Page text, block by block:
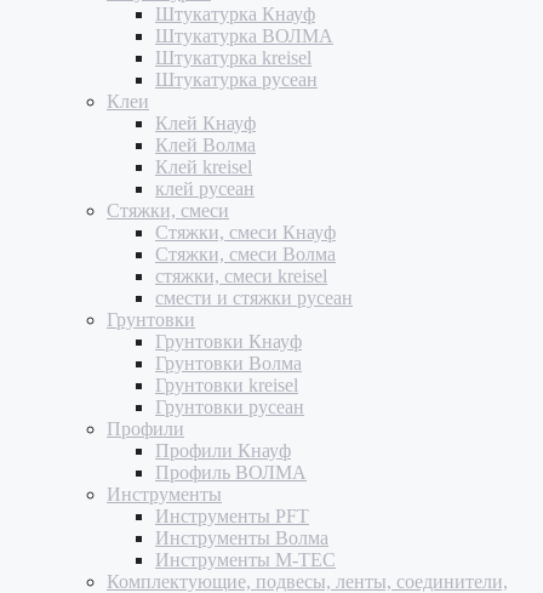
Штукатурка Кнауф
Штукатурка ВОЛМА
Штукатурка kreisel
Штукатурка русеан
Клеи
Клей Кнауф
Клей Волма
Клей kreisel
клей русеан
Стяжки, смеси
Стяжки, смеси Кнауф
Стяжки, смеси Волма
стяжки, смеси kreisel
смести и стяжки русеан
Грунтовки
Грунтовки Кнауф
Грунтовки Волма
Грунтовки kreisel
Грунтовки русеан
Профили
Профили Кнауф
Профиль ВОЛМА
Инструменты
Инструменты PFT
Инструменты Волма
Инструменты M-TEC
Комплектующие, подвесы, ленты, соединители,